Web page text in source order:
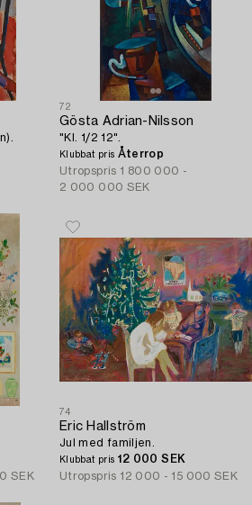
72
Gösta Adrian-Nilsson
"Kl. 1/2 12".
Klubbat pris Återrop
Utropspris 1 800 000 -
2 000 000 SEK
SEK
74
Eric Hallström
Jul med familjen.
Klubbat pris 12 000 SEK
Utropspris 12 000 - 15 000 SEK